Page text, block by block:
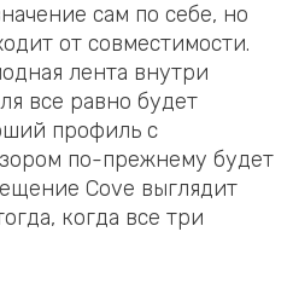
сам по себе, но
от совместимости.
лента внутри
все равно будет
профиль с
по-прежнему будет
Cove выглядит
когда все три